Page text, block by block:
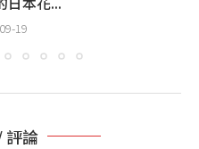
19
評論